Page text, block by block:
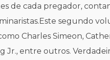
de cada pregador,
segundo
Charles Simeon,
entre outros.